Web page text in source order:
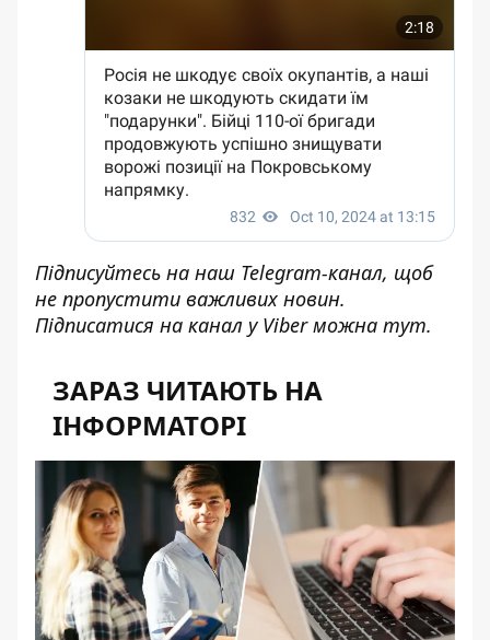
Підписуйтесь на наш Telegram-канал, щоб
не пропустити важливих новин.
Підписатися на канал у Viber можна тут.
ЗАРАЗ ЧИТАЮТЬ НА
ІНФОРМАТОРІ